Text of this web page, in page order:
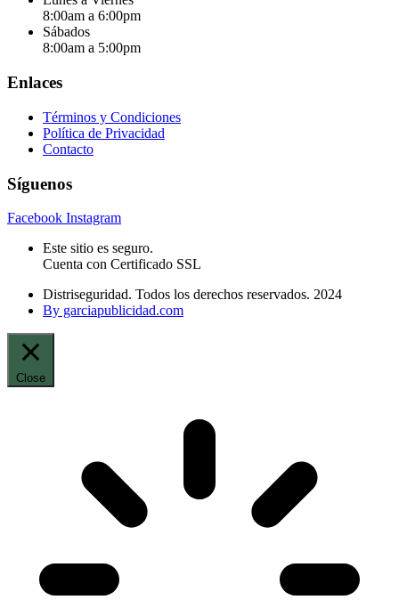
8:00am a 6:00pm
Sábados
8:00am a 5:00pm
Enlaces
Términos y Condiciones
Política de Privacidad
Contacto
Síguenos
Facebook Instagram
Este sitio es seguro.
Cuenta con Certificado SSL
Distriseguridad. Todos los derechos reservados. 2024
By garciapublicidad.com
Close